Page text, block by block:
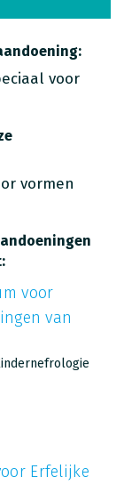
voor
vormen
voor
van
Erfelijke